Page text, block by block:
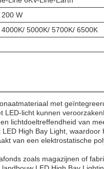
200 W
5000K/ 5700K/ 6500K
met
licht kunnen
lichtdoeltreffendheid van
High Bay Light,
van een elektrostatische
zoals magazijnen of